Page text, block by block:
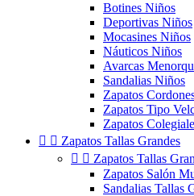
Botines Niños
Deportivas Niños
Mocasines Niños
Náuticos Niños
Avarcas
Sandalias Niños
Zapatos
Zapatos Tipo
Zapatos
  Zapatos Tallas Grandes
  Zapatos Tallas
Zapatos Salón
Sandalias Tallas